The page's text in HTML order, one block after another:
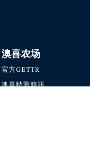
澳喜农场
官方GETTR
澳喜特戰時訊